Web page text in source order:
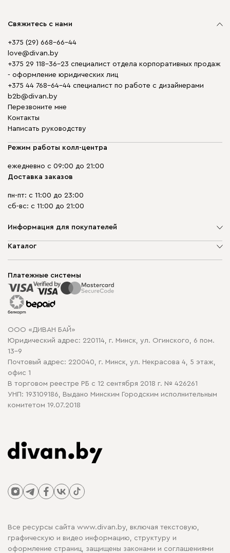
Свяжитесь с нами
+375 (29) 668-66-44
love@divan.by
+375 29 118-36-23 специалист отдела корпоративных продаж
- оформление юридических лиц
+375 44 768-64-44 специалист по работе с дизайнерами
b2b@divan.by
Перезвоните мне
Контакты
Написать руководству
Режим работы колл-центра
ежедневно с 09:00 до 21:00
Доставка заказов
пн-пт: с 11:00 до 23:00
сб-вс: с 11:00 до 21:00
Информация для покупателей
О компании
Способы оплаты
Рассрочка и кредит
Гарантия
Карта сайта
Политика конфиденциальности
Политика в отношении обработки cookie
Каталог
Корпусная мебель
Распродажа мебели
Платежные системы
ООО «ДИВАН БАЙ»
Юридический адрес: 220114, г. Минск, ул. Огинского, 6 пом.
13-9
Почтовый адрес: 220040, г. Минск, ул. Некрасова 4, 5 этаж,
офис 1
В торговом реестре РБ с 12 сентября 2018 г. № 426261
УНП: 193109186, Выдано Минским Городским исполнительным
комитетом 19.07.2018
Все ресурсы сайта www.divan.by, включая текстовую,
графическую и видео информацию, структуру и
оформление страниц, защищены законами и соглашениями